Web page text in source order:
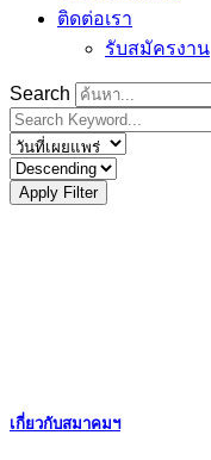
ติดต่อเรา
รับสมัครงาน
Search
Apply Filter
เกี่ยวกับสมาคมฯ